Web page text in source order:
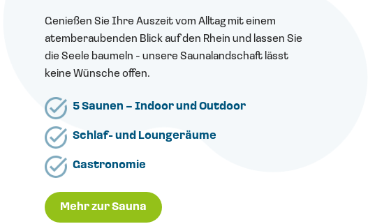
Genießen Sie Ihre Auszeit vom Alltag mit einem
atemberaubenden Blick auf den Rhein und lassen Sie
die Seele baumeln - unsere Saunalandschaft lässt
keine Wünsche offen.
5 Saunen – Indoor und Outdoor
Schlaf- und Loungeräume
Gastronomie
Mehr zur Sauna